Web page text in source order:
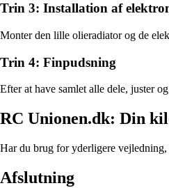
Trin 3: Installation af
Monter den lille olieradiator og de
Trin 4: Finpudsning
Efter at have samlet alle dele, juster
RC Unionen.dk: Din
Har du brug for yderligere
Afslutning